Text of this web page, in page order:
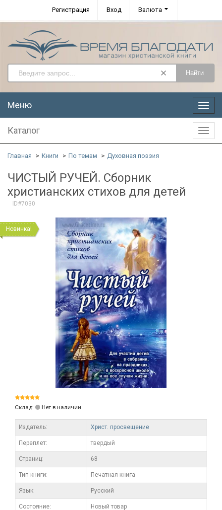
Регистрация Вход Валюта
Найти
Меню
Меню
Каталог
Главная Книги По темам Духовная поэзия
ЧИСТЫЙ РУЧЕЙ. Сборник
христианских стихов для детей
ID#7030
Новинка!
Склад: Нет в наличии
Издатель: Христ. просвещение
Переплет: твердый
Cтраниц: 68
Тип книги: Печатная книга
Язык: Русский
Состояние: Новый товар